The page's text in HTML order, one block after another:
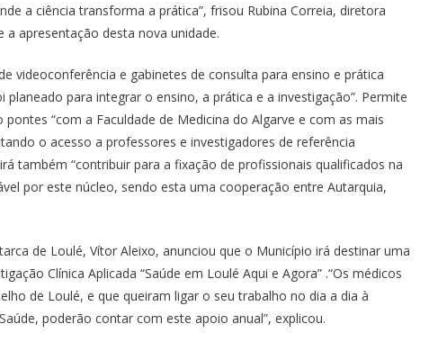
a ciência transforma a prática”, frisou Rubina Correia, diretora
apresentação desta nova unidade.
videoconferência e gabinetes de consulta para ensino e prática
para integrar o ensino, a prática e a investigação”. Permite
“com a Faculdade de Medicina do Algarve e com as mais
o acesso a professores e investigadores de referência
também “contribuir para a fixação de profissionais qualificados na
por este núcleo, sendo esta uma cooperação entre Autarquia,
de Loulé, Vítor Aleixo, anunciou que o Município irá destinar uma
Clínica Aplicada “Saúde em Loulé Aqui e Agora” .“Os médicos
de Loulé, e que queiram ligar o seu trabalho no dia a dia à
poderão contar com este apoio anual”, explicou.